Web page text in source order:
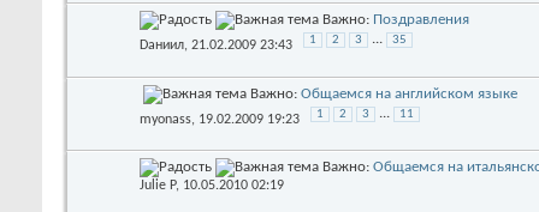
Важно: Поздравления
Dаниил, 21.02.2009 23:43 1 2 3 ... 35
Важно: Общаемся на английском языке
myonass, 19.02.2009 19:23 1 2 3 ... 11
Важно: Общаемся на
Julie P, 10.05.2010 02:19